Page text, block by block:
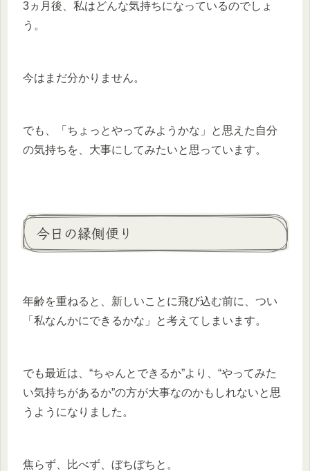
3ヵ月後、私はどんな気持ちになっているのでしょ
う。
今はまだ分かりません。
でも、「ちょっとやってみようかな」と思えた自分
の気持ちを、大事にしてみたいと思っています。
今日の縁側便り
年齢を重ねると、新しいことに飛び込む前に、つい
「私なんかにできるかな」と考えてしまいます。
でも最近は、“ちゃんとできるか”より、“やってみた
い気持ちがあるか”の方が大事なのかもしれないと思
うようになりました。
焦らず、比べず、ぼちぼちと。